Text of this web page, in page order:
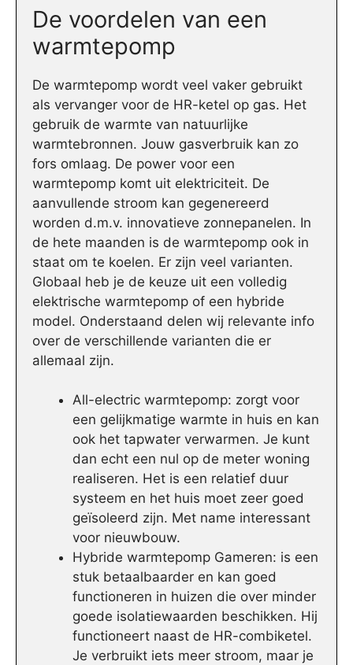
De voordelen van een
warmtepomp
De warmtepomp wordt veel vaker gebruikt
als vervanger voor de HR-ketel op gas. Het
gebruik de warmte van natuurlijke
warmtebronnen. Jouw gasverbruik kan zo
fors omlaag. De power voor een
warmtepomp komt uit elektriciteit. De
aanvullende stroom kan gegenereerd
worden d.m.v. innovatieve zonnepanelen. In
de hete maanden is de warmtepomp ook in
staat om te koelen. Er zijn veel varianten.
Globaal heb je de keuze uit een volledig
elektrische warmtepomp of een hybride
model. Onderstaand delen wij relevante info
over de verschillende varianten die er
allemaal zijn.
All-electric warmtepomp: zorgt voor
een gelijkmatige warmte in huis en kan
ook het tapwater verwarmen. Je kunt
dan echt een nul op de meter woning
realiseren. Het is een relatief duur
systeem en het huis moet zeer goed
geïsoleerd zijn. Met name interessant
voor nieuwbouw.
Hybride warmtepomp Gameren: is een
stuk betaalbaarder en kan goed
functioneren in huizen die over minder
goede isolatiewaarden beschikken. Hij
functioneert naast de HR-combiketel.
Je verbruikt iets meer stroom, maar je